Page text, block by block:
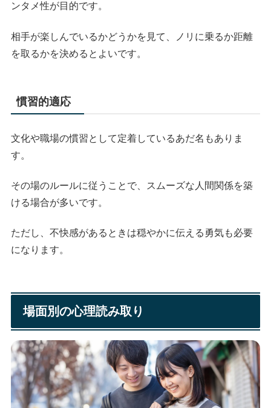
ンタメ性が目的です。
相手が楽しんでいるかどうかを見て、ノリに乗るか距離
を取るかを決めるとよいです。
慣習的適応
文化や職場の慣習として定着しているあだ名もありま
す。
その場のルールに従うことで、スムーズな人間関係を築
ける場合が多いです。
ただし、不快感があるときは穏やかに伝える勇気も必要
になります。
場面別の心理読み取り